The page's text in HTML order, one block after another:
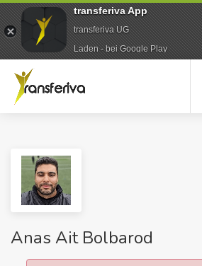
Anas Ait Bolbarod
transferiva App
transferiva UG
Laden - bei Google Play